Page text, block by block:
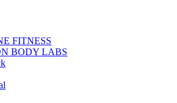
FITNESS
BODY LABS